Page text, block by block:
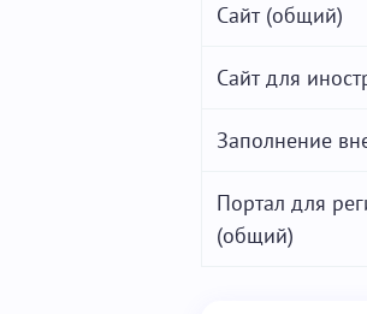
Сайт (общий)
Сайт для
Заполнение
Портал для
(общий)